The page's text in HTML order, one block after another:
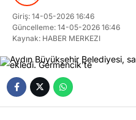
Giriş: 14-05-2026 16:46
Güncelleme: 14-05-2026 16:46
Kaynak: HABER MERKEZI